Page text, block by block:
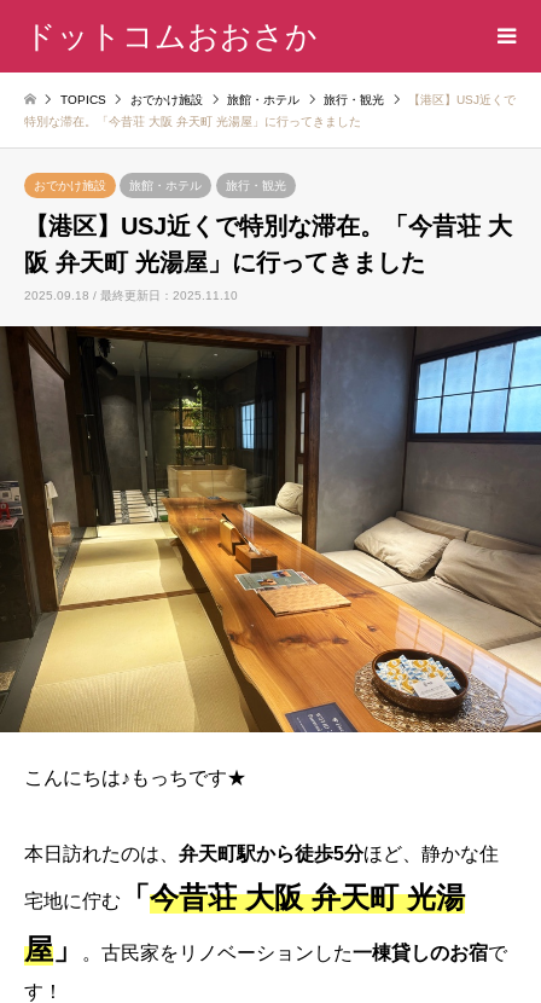
ドットコムおおさか
TOPICS おでかけ施設 旅館・ホテル 旅行・観光
【港区】USJ近くで
特別な滞在。「今昔荘 大阪 弁天町 光湯屋」に行ってきました
おでかけ施設 旅館・ホテル 旅行・観光
【港区】USJ近くで特別な滞在。「今昔荘 大
阪 弁天町 光湯屋」に行ってきました
2025.09.18 / 最終更新日：2025.11.10
こんにちは♪もっちです★
本日訪れたのは、 弁天町駅から徒歩5分ほど、静かな住
宅地に佇む 「今昔荘 大阪 弁天町 光湯
屋 」 。古民家をリノベーションした一棟貸しのお宿で
す！